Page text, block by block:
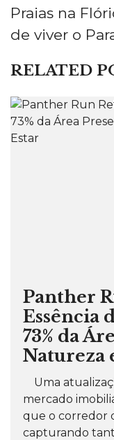
Praias na
de viver o
RELATED
Panther
Essência
73% da
Natureza
Uma
mercado
que o corredor
capturando